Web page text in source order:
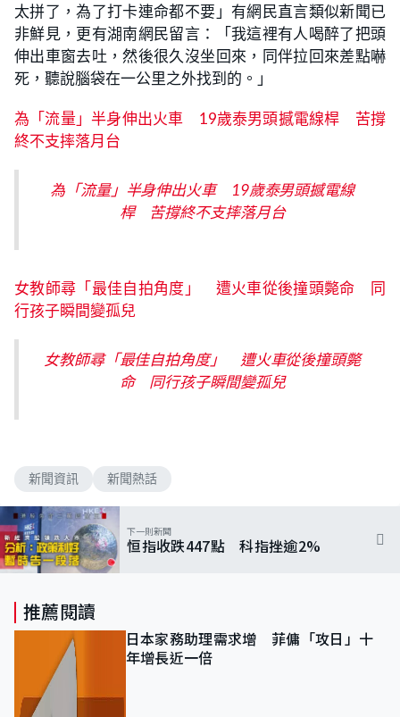
太拼了，為了打卡連命都不要」有網民直言類似新聞已
非鮮見，更有湖南網民留言：「我這裡有人喝醉了把頭
伸出車窗去吐，然後很久沒坐回來，同伴拉回來差點嚇
死，聽說腦袋在一公里之外找到的。」
為「流量」半身伸出火車 19歲泰男頭撼電線桿 苦撐
終不支摔落月台
為「流量」半身伸出火車 19歲泰男頭撼電線
桿 苦撐終不支摔落月台
女教師尋「最佳自拍角度」 遭火車從後撞頭斃命 同
行孩子瞬間變孤兒
女教師尋「最佳自拍角度」 遭火車從後撞頭斃
命 同行孩子瞬間變孤兒
新聞資訊 新聞熱話
下一則新聞
恒指收跌447點 科指挫逾2%
推薦閱讀
日本家務助理需求增 菲傭「攻日」十
年增長近一倍